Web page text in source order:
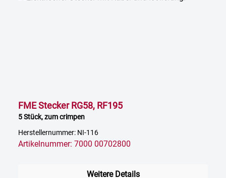
FME Stecker RG58, RF195
5 Stück, zum crimpen
Herstellernummer: NI-116
Artikelnummer: 7000 00702800
Weitere Details